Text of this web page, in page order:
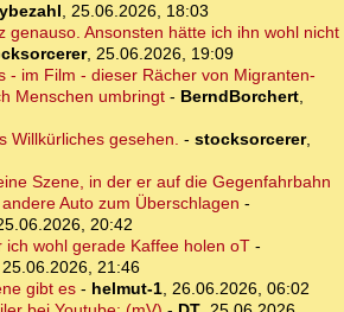
, 25.06.2026, 18:03
genauso. Ansonsten hätte ich ihn wohl nicht
, 25.06.2026, 19:09
- im Film - dieser Rächer von Migranten-
Menschen umbringt - BerndBorchert,
Willkürliches gesehen. - stocksorcerer,
Szene, in der er auf die Gegenfahrbahn
Auto zum Überschlagen -
20:42
ich wohl gerade Kaffee holen oT-
25.06.2026, 21:46
gibt es- helmut-1, 26.06.2026, 06:02